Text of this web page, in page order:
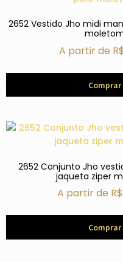
2652 Vestido Jho midi
A partir de R$
Comprar
2652 Conjunto Jho
jaqueta ziper
A partir de R$
Comprar